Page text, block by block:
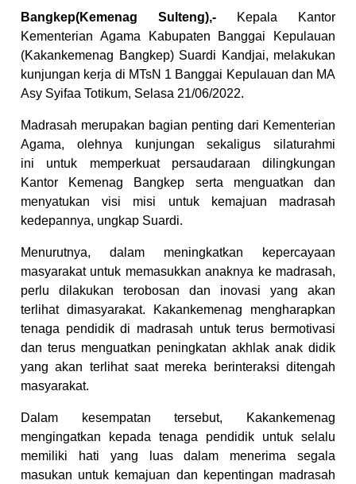
Bangkep(Kemenag Sulteng),- Kepala Kantor
Kementerian Agama Kabupaten Banggai Kepulauan
(Kakankemenag Bangkep) Suardi Kandjai, melakukan
kunjungan kerja di MTsN 1 Banggai Kepulauan dan MA
Asy Syifaa Totikum, Selasa 21/06/2022.
Madrasah merupakan bagian penting dari Kementerian
Agama, olehnya kunjungan sekaligus silaturahmi
ini untuk memperkuat persaudaraan dilingkungan
Kantor Kemenag Bangkep serta menguatkan dan
menyatukan visi misi untuk kemajuan madrasah
kedepannya, ungkap Suardi.
Menurutnya, dalam meningkatkan kepercayaan
masyarakat untuk memasukkan anaknya ke madrasah,
perlu dilakukan terobosan dan inovasi yang akan
terlihat dimasyarakat. Kakankemenag mengharapkan
tenaga pendidik di madrasah untuk terus bermotivasi
dan terus menguatkan peningkatan akhlak anak didik
yang akan terlihat saat mereka berinteraksi ditengah
masyarakat.
Dalam kesempatan tersebut, Kakankemenag
mengingatkan kepada tenaga pendidik untuk selalu
memiliki hati yang luas dalam menerima segala
masukan untuk kemajuan dan kepentingan madrasah